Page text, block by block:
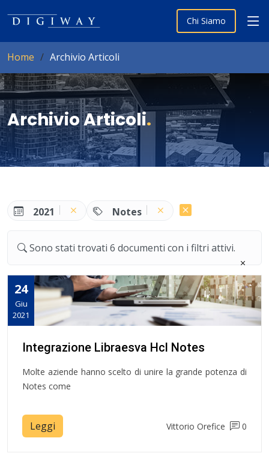
Chi Siamo
Home Archivio Articoli
Archivio Articoli.
2021 Notes
Sono stati trovati 6 documenti con i filtri attivi.
24
Giu
2021
Integrazione Libraesva Hcl Notes
Molte aziende hanno scelto di unire la grande potenza di
Notes come
Leggi Vittorio Orefice 0